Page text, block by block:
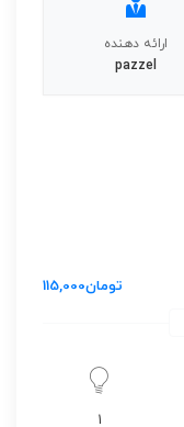
ارائه دهنده
pazzel
تومان115,000
1